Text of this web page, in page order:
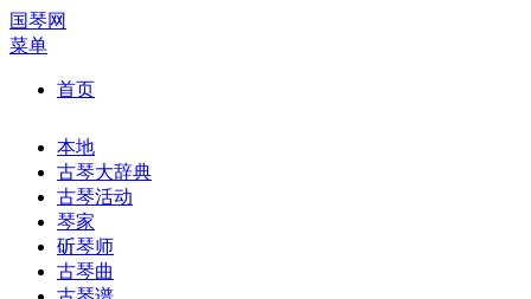
国琴网
菜单
首页
本地
古琴大辞典
古琴活动
琴家
斫琴师
古琴曲